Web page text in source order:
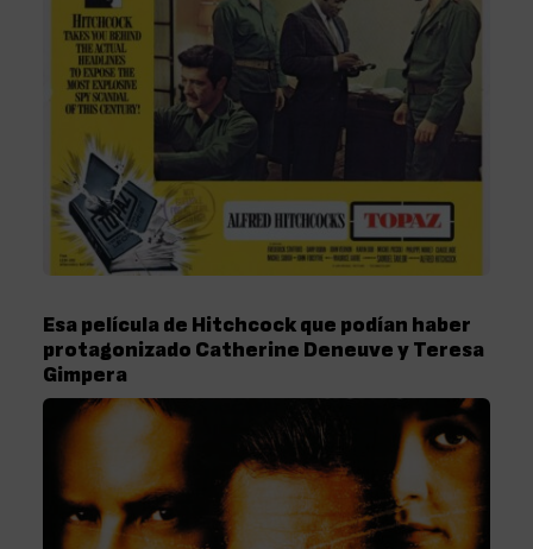
Esa película de Hitchcock que podían haber
protagonizado Catherine Deneuve y Teresa
Gimpera